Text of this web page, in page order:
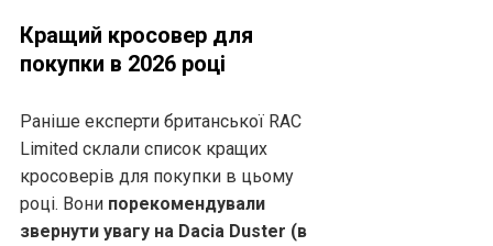
Кращий кросовер для
покупки в 2026 році
Раніше експерти британської RAC
Limited склали список кращих
кросоверів для покупки в цьому
році. Вони порекомендували
звернути увагу на Dacia Duster (в